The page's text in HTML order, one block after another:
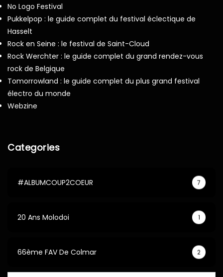
No Logo Festival
Pukkelpop : le guide complet du festival éclectique de
Hasselt
Rock en Seine : le festival de Saint-Cloud
Rock Werchter : le guide complet du grand rendez-vous
rock de Belgique
Tomorrowland : le guide complet du plus grand festival
électro du monde
Webzine
Categories
#ALBUMCOUP2COEUR 7
20 Ans Molodoi 1
66ème FAV De Colmar 2